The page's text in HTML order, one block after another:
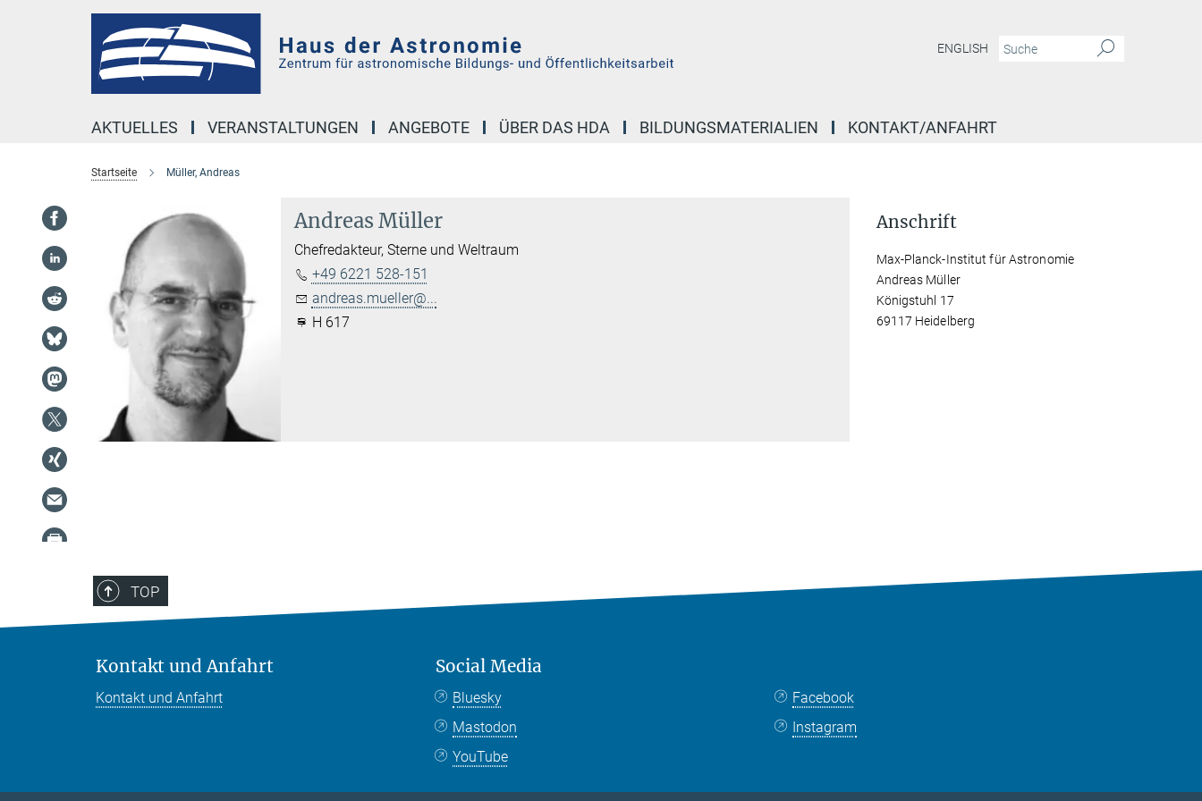
ENGLISH
AKTUELLES VERANSTALTUNGEN ANGEBOTE ÜBER DAS HDA BILDUNGSMATERIALIEN KONTAKT/ANFAHRT
Startseite Müller, Andreas
Andreas Müller
Chefredakteur, Sterne und Weltraum
+49 6221 528-151
andreas.mueller@...
H 617
Anschrift
Max-Planck-Institut für Astronomie
Andreas Müller
Königstuhl 17
69117 Heidelberg
TOP
Kontakt und Anfahrt
Kontakt und Anfahrt
Social Media
Bluesky
Mastodon
YouTube
Facebook
Instagram